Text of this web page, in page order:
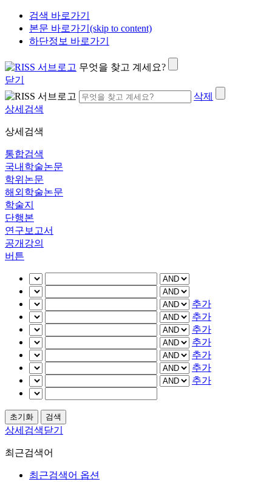
검색 바로가기
본문 바로가기(skip to content)
하단정보 바로가기
무엇을 찾고 계세요?
닫기
삭제
상세검색
상세검색
통합검색
국내학술논문
학위논문
해외학술논문
학술지
단행본
연구보고서
공개강의
버튼
추가
추가
추가
추가
추가
추가
추가
상세검색닫기
최근검색어
최근검색어 옵션